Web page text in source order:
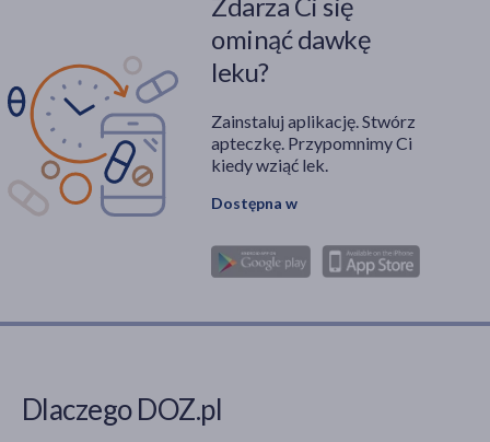
ominąć dawkę
leku?
Zainstaluj aplikację. Stwórz
apteczkę. Przypomnimy Ci
kiedy wziąć lek.
Dostępna w
Dlaczego DOZ.pl